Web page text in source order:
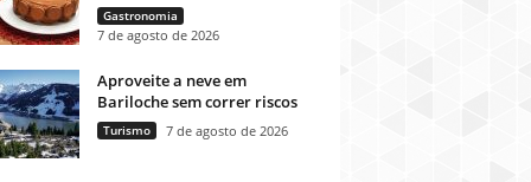
Gastronomia
7 de agosto de 2026
Aproveite a neve em
Bariloche sem correr riscos
Turismo 7 de agosto de 2026